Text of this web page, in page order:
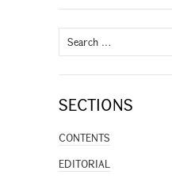
Search
for:
SECTIONS
CONTENTS
EDITORIAL